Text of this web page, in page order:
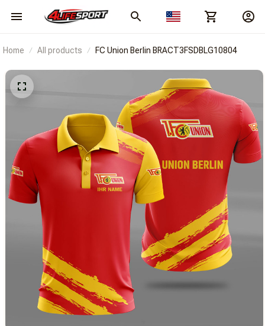
Home All products FC Union Berlin BRACT3FSDBLG10804